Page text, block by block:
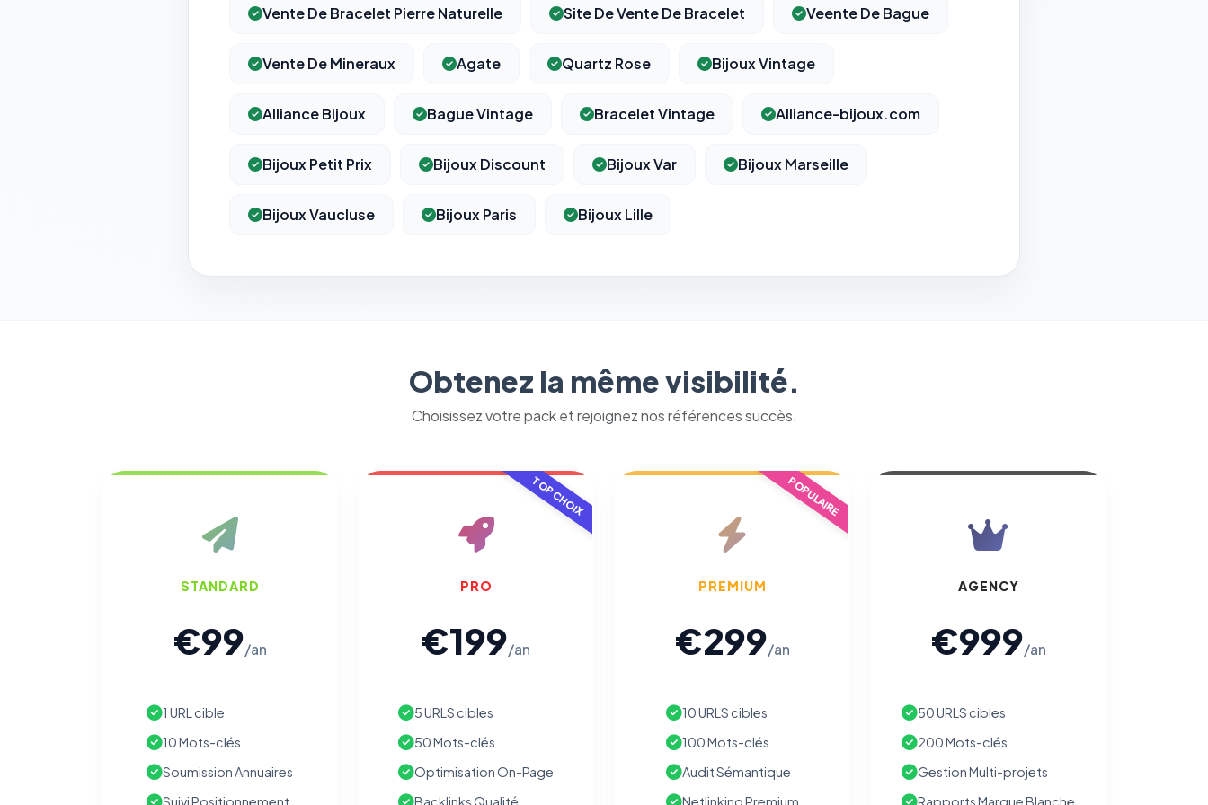
Vente De Bracelet Pierre Naturelle Site De Vente De Bracelet Veente De Bague
Vente De Mineraux Agate Quartz Rose Bijoux Vintage
Alliance Bijoux Bague Vintage Bracelet Vintage Alliance-bijoux.com
Bijoux Petit Prix Bijoux Discount Bijoux Var Bijoux Marseille
Bijoux Vaucluse Bijoux Paris Bijoux Lille
Obtenez la même visibilité.
Choisissez votre pack et rejoignez nos références succès.
STANDARD
€99/an
1 URL cible
10 Mots-clés
Soumission Annuaires
Suivi Positionnement
TOP CHOIX
PRO
€199/an
5 URLS cibles
50 Mots-clés
Optimisation On-Page
Backlinks Qualité
POPULAIRE
PREMIUM
€299/an
10 URLS cibles
100 Mots-clés
Audit Sémantique
Netlinking Premium
AGENCY
€999/an
50 URLS cibles
200 Mots-clés
Gestion Multi-projets
Rapports Marque Blanche